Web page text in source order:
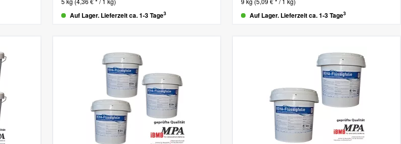
Auf Lager. Lieferzeit ca. 1-3 Tage3 Auf Lager. Lieferzeit ca. 1-3 Tage3